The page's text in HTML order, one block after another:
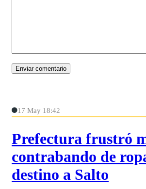
17 May 18:42
Prefectura frustró
contrabando de
destino a Salto